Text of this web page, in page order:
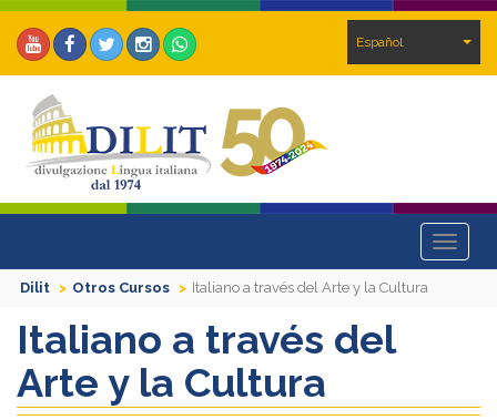
Español
Toggle
Dilit
Otros Cursos Italiano a través del Arte y la Cultura
Italiano a través del
Arte y la Cultura